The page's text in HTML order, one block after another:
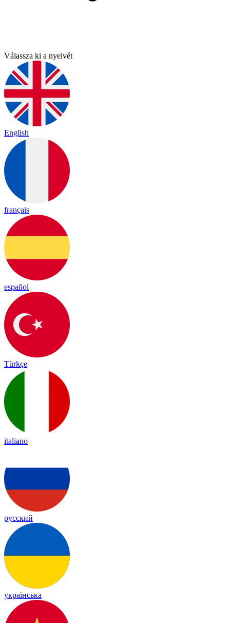
Válassza ki a nyelvét
English
français
español
Türkçe
italiano
русский
українська